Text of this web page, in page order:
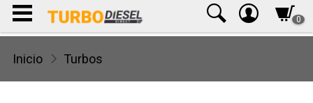
0
Inicio Turbos